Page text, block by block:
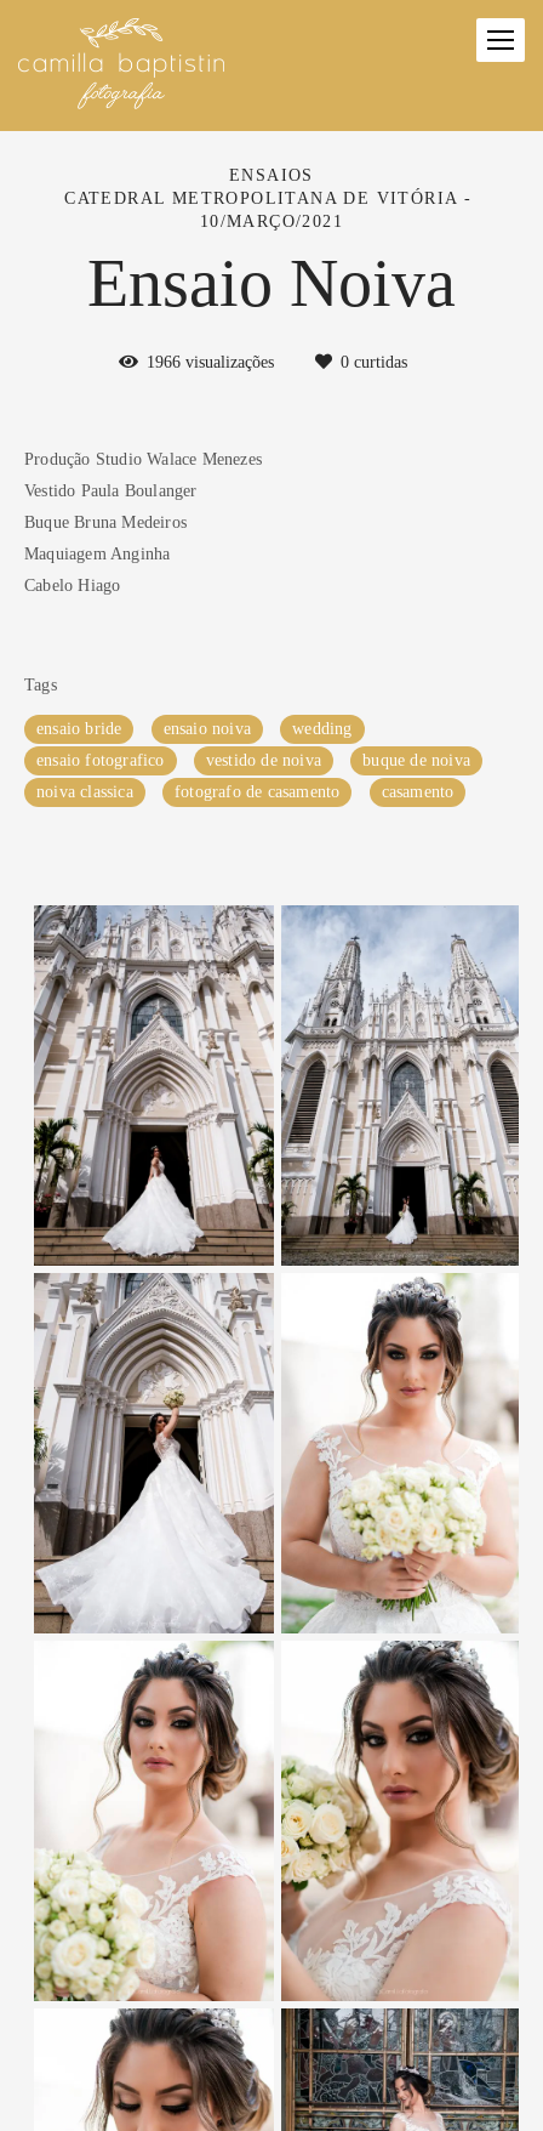
ENSAIOS
CATEDRAL METROPOLITANA DE VITÓRIA
10/MARÇO/2021
Ensaio Noiva
1966visualizações 0curtidas
Produção Studio Walace Menezes
Vestido Paula Boulanger
Buque Bruna Medeiros
Maquiagem Anginha
Cabelo Hiago
Tags
ensaio bride ensaio noiva
wedding
ensaio fotografico
vestido de noiva
buque de noiva
noiva classica
fotografo de casamento casamento